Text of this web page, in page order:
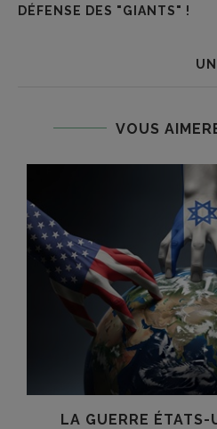
DÉFENSE DES "GIANTS" !
VOUS
LA GUERRE ÉTATS-